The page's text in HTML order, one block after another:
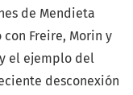
de Mendieta
Freire, Morin y
el ejemplo del
desconexión